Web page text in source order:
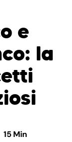
e
la
15 Min